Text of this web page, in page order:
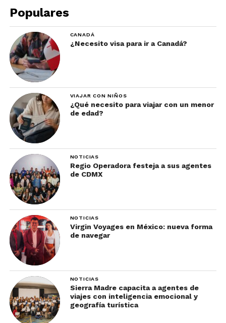
Populares
CANADÁ
¿Necesito visa para ir a Canadá?
VIAJAR CON NIÑOS
¿Qué necesito para viajar con un menor
de edad?
NOTICIAS
Regio Operadora festeja a sus agentes
de CDMX
NOTICIAS
Virgin Voyages en México: nueva forma
de navegar
NOTICIAS
Sierra Madre capacita a agentes de
viajes con inteligencia emocional y
geografía turística